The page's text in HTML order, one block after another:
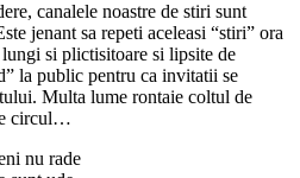
canalele noastre de stiri sunt
jenant sa repeti aceleasi “stiri” ora
si plictisitoare si lipsite de
la public pentru ca invitatii se
Multa lume rontaie coltul de
circul…
nu rade